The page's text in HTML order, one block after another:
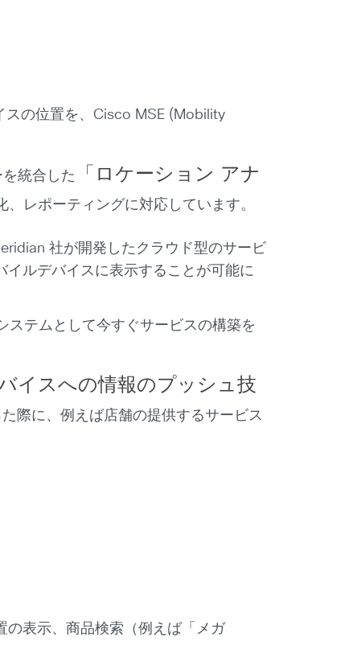
スの位置を、Cisco MSE (Mobility
統合した
「ロケーション アナ
レポーティングに対応しています。
社が開発したクラウド型のサービ
ルデバイスに表示することが可能に
ステムとして今すぐサービスの構築を
イスへの情報のプッシュ技
際に、例えば店舗の提供するサービス
の表示、商品検索（例えば「メガ